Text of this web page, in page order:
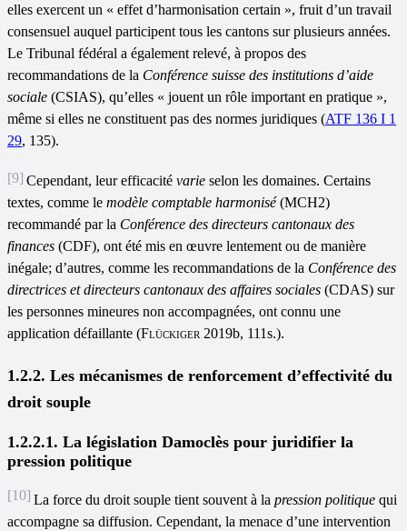
elles exercent un « effet d’harmonisation certain », fruit d’un travail
consensuel auquel participent tous les cantons sur plusieurs années.
Le Tribunal fédéral a également relevé, à propos des
recommandations de la Conférence suisse des institutions d’aide
sociale (CSIAS), qu’elles « jouent un rôle important en pratique »,
même si elles ne constituent pas des normes juridiques (ATF 136 I 1
29, 135).
[9] Cependant, leur efficacité varie selon les domaines. Certains
textes, comme le modèle comptable harmonisé(MCH2)
recommandé par la Conférence des directeurs cantonaux des
finances (CDF), ont été mis en œuvre lentement ou de manière
inégale; d’autres, comme les recommandations de la Conférence des
directrices et directeurs cantonaux des affaires sociales (CDAS) sur
les personnes mineures non accompagnées, ont connu une
application défaillante (Flückiger 2019b, 111s.).
1.2.2. Les mécanismes de renforcement d’effectivité du
droit souple
1.2.2.1. La législation Damoclès pour juridifier la
pression politique
[10] La force du droit souple tient souvent à la pression politique qui
accompagne sa diffusion. Cependant, la menace d’une intervention